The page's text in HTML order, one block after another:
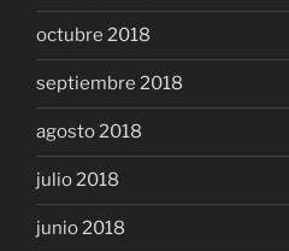
octubre 2018
septiembre 2018
agosto 2018
julio 2018
junio 2018